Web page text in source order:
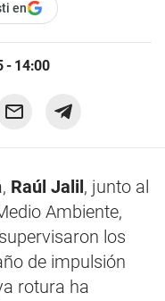
en
- 14:00
Raúl Jalil , junto al
Ambiente,
los
de impulsión
rotura ha